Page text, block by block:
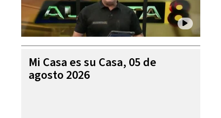
Mi Casa es su Casa, 05 de
agosto 2026